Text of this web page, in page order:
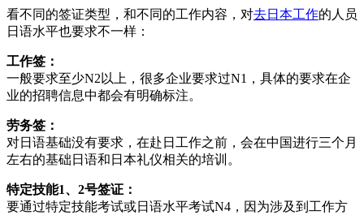
看不同的签证类型，和不同的工作内容，对去日本工作的人员
日语水平也要求不一样：
工作签：
一般要求至少N2以上，很多企业要求过N1，具体的要求在企
业的招聘信息中都会有明确标注。
劳务签：
对日语基础没有要求，在赴日工作之前，会在中国进行三个月
左右的基础日语和日本礼仪相关的培训。
特定技能1、2号签证：
要通过特定技能考试或日语水平考试N4，因为涉及到工作方